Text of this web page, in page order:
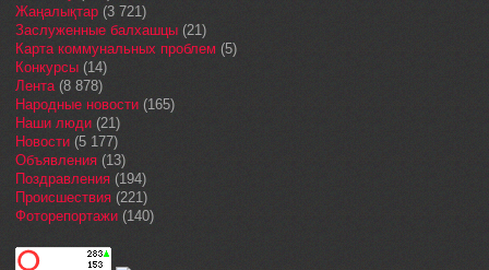
Жаңалықтар (3 721)
Заслуженные балхашцы (21)
Карта коммунальных проблем (5)
Конкурсы (14)
Лента(8 878)
Народные новости (165)
Наши люди (21)
Новости (5 177)
Объявления (13)
Поздравления (194)
Происшествия (221)
Фоторепортажи (140)